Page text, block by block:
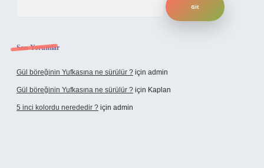
Son Yorumlar
Gül böreğinin Yufkasına ne sürülür ? için admin
Gül böreğinin Yufkasına ne sürülür ? için Kaplan
5 inci kolordu nerededir ? için admin